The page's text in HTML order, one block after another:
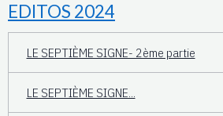
EDITOS 2024
LE SEPTIÈME SIGNE- 2ème partie
LE SEPTIÈME SIGNE...